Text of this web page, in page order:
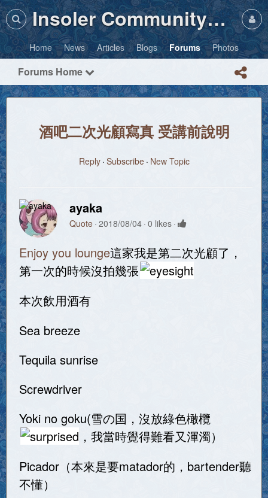
Insoler Community・Photos
Home News Articles Blogs Forums Photos
Forums Home
酒吧二次光顧寫真 受講前說明
Reply Subscribe New Topic
ayaka
Quote 2018/08/04 0 likes
Enjoy you lounge這家我是第二次光顧了，
第一次的時候沒拍幾張
本次飲用酒有
Sea breeze
Tequila sunrise
Screwdriver
Yoki no goku(雪の国，沒放綠色橄欖
，我當時覺得難看又渾濁）
Picador（本來是要matador的，bartender聽
不懂）